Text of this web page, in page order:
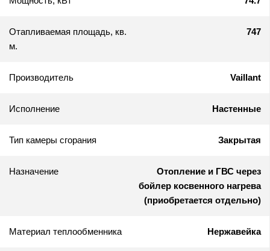
Отапливаемая площадь, кв.
м.
747
Производитель Vaillant
Исполнение Настенные
Тип камеры сгорания Закрытая
Назначение
Отопление и ГВС через
бойлер косвенного нагрева
(приобретается отдельно)
Материал теплообменника Нержавейка